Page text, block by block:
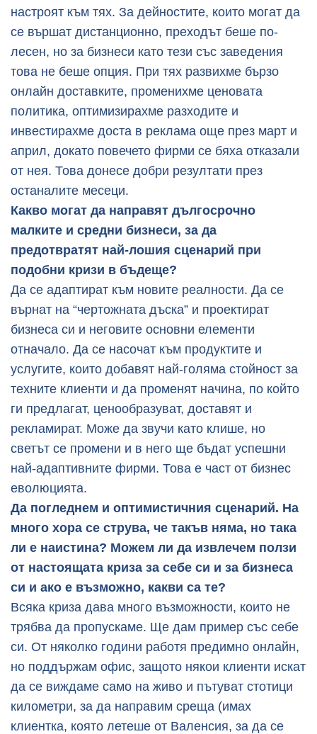
настроят към тях. За дейностите, които могат да
се вършат дистанционно, преходът беше по-
лесен, но за бизнеси като тези със заведения
това не беше опция. При тях развихме бързо
онлайн доставките, променихме ценовата
политика, оптимизирахме разходите и
инвестирахме доста в реклама още през март и
април, докато повечето фирми се бяха отказали
от нея. Това донесе добри резултати през
останалите месеци.
Какво могат да направят дългосрочно
малките и средни бизнеси, за да
предотвратят най-лошия сценарий при
подобни кризи в бъдеще?
Да се адаптират към новите реалности. Да се
върнат на “чертожната дъска” и проектират
бизнеса си и неговите основни елементи
отначало. Да се насочат към продуктите и
услугите, които добавят най-голяма стойност за
техните клиенти и да променят начина, по който
ги предлагат, ценообразуват, доставят и
рекламират. Може да звучи като клише, но
светът се промени и в него ще бъдат успешни
най-адаптивните фирми. Това е част от бизнес
еволюцията.
Да погледнем и оптимистичния сценарий. На
много хора се струва, че такъв няма, но така
ли е наистина? Можем ли да извлечем ползи
от настоящата криза за себе си и за бизнеса
си и ако е възможно, какви са те?
Всяка криза дава много възможности, които не
трябва да пропускаме. Ще дам пример със себе
си. От няколко години работя предимно онлайн,
но поддържам офис, защото някои клиенти искат
да се виждаме само на живо и пътуват стотици
километри, за да направим среща (имах
клиентка, която летеше от Валенсия, за да се